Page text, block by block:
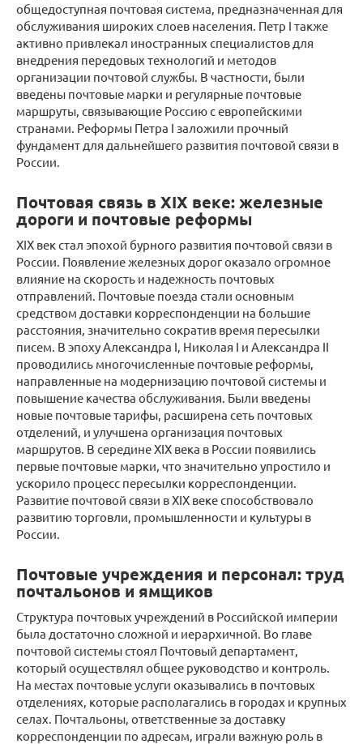
общедоступная почтовая система, предназначенная для
обслуживания широких слоев населения. Петр I также
активно привлекал иностранных специалистов для
внедрения передовых технологий и методов
организации почтовой службы. В частности, были
введены почтовые марки и регулярные почтовые
маршруты, связывающие Россию с европейскими
странами. Реформы Петра I заложили прочный
фундамент для дальнейшего развития почтовой связи в
России.
Почтовая связь в XIX веке: железные
дороги и почтовые реформы
XIX век стал эпохой бурного развития почтовой связи в
России. Появление железных дорог оказало огромное
влияние на скорость и надежность почтовых
отправлений. Почтовые поезда стали основным
средством доставки корреспонденции на большие
расстояния, значительно сократив время пересылки
писем. В эпоху Александра I, Николая I и Александра II
проводились многочисленные почтовые реформы,
направленные на модернизацию почтовой системы и
повышение качества обслуживания. Были введены
новые почтовые тарифы, расширена сеть почтовых
отделений, и улучшена организация почтовых
маршрутов. В середине XIX века в России появились
первые почтовые марки, что значительно упростило и
ускорило процесс пересылки корреспонденции.
Развитие почтовой связи в XIX веке способствовало
развитию торговли, промышленности и культуры в
России.
Почтовые учреждения и персонал: труд
почтальонов и ямщиков
Структура почтовых учреждений в Российской империи
была достаточно сложной и иерархичной. Во главе
почтовой системы стоял Почтовый департамент,
который осуществлял общее руководство и контроль.
На местах почтовые услуги оказывались в почтовых
отделениях, которые располагались в городах и крупных
селах. Почтальоны, ответственные за доставку
корреспонденции по адресам, играли важную роль в